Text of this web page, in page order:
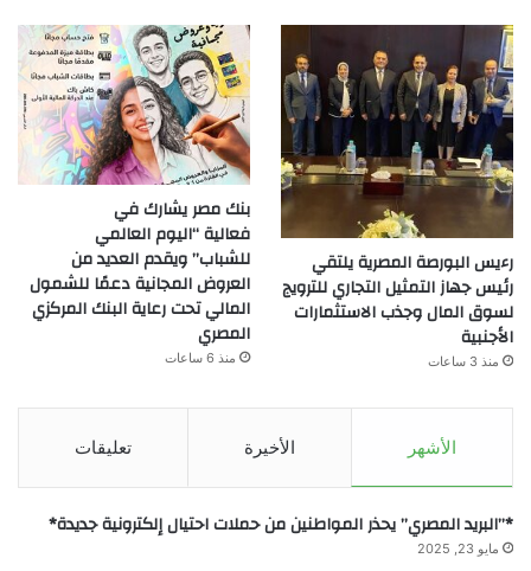
رءيس البورصة المصرية يلتقي
رئيس جهاز التمثيل التجاري للترويج
لسوق المال وجذب الاستثمارات
الأجنبية
منذ 3 ساعات
بنك مصر يشارك في
فعالية “اليوم العالمي
للشباب” ويقدم العديد من
العروض المجانية دعمًا للشمول
المالي تحت رعاية البنك المركزي
المصري
منذ 6 ساعات
الأشهر الأخيرة تعليقات
*”البريد المصري” يحذر المواطنين من حملات احتيال إلكترونية جديدة*
مايو 23, 2025